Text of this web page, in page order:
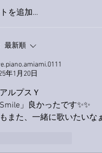
ーディング無事終了。
を追加…
最新順
年1月20日
ルプスＹ
Smile」良かったです✨✨
また、一緒に歌いたいな